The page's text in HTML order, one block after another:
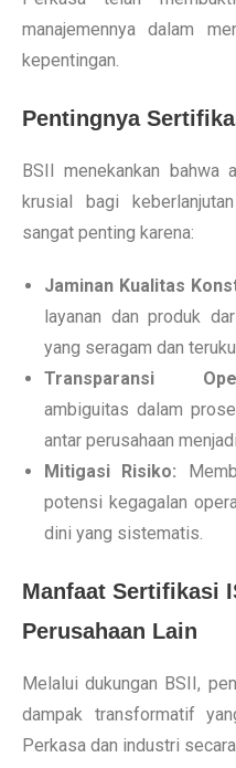
manajemennya dalam
kepentingan.
Pentingnya
BSII menekankan bahwa
krusial bagi
sangat penting karena:
Jaminan Kualitas
layanan dan produk
yang seragam dan
Transparansi
ambiguitas dalam
antar perusahaan
Mitigasi Risiko:
potensi kegagalan
dini yang sistematis.
Manfaat Sertifikasi
Perusahaan Lain
Melalui dukungan BSII,
dampak transformatif
Perkasa dan industri